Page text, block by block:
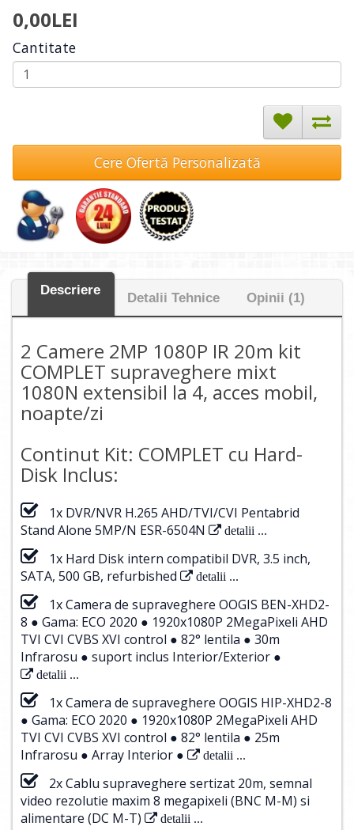
0,00LEI
Cantitate
Cere Ofertă Personalizată
Descriere
Detalii Tehnice Opinii (1)
2 Camere 2MP 1080P IR 20m kit
COMPLET supraveghere mixt
1080N extensibil la 4, acces mobil,
noapte/zi
Continut Kit: COMPLET cu Hard-
Disk Inclus:
1x DVR/NVR H.265 AHD/TVI/CVI Pentabrid
Stand Alone 5MP/N ESR-6504N
detalii ...
1x Hard Disk intern compatibil DVR, 3.5 inch,
SATA, 500 GB, refurbished
detalii ...
1x Camera de supraveghere OOGIS BEN-XHD2-
8 ● Gama: ECO 2020 ● 1920x1080P 2MegaPixeli AHD
TVI CVI CVBS XVI control ● 82° lentila ● 30m
Infrarosu ● suport inclus Interior/Exterior ●
detalii ...
1x Camera de supraveghere OOGIS HIP-XHD2-8
● Gama: ECO 2020 ● 1920x1080P 2MegaPixeli AHD
TVI CVI CVBS XVI control ● 82° lentila ● 25m
Infrarosu ● Array Interior ●
detalii ...
2x Cablu supraveghere sertizat 20m, semnal
video rezolutie maxim 8 megapixeli (BNC M-M) si
alimentare (DC M-T)
detalii ...